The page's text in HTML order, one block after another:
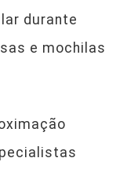
durante
e mochilas